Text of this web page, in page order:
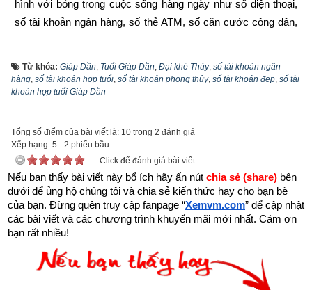
hình với bóng trong cuộc sống hàng ngày như số điện thoại,
số tài khoản ngân hàng, số thẻ ATM, số căn cước công dân,
Trước đây khi đăng ký tài khoản ngân hàng thì khách hàng
được ngân hàng cấp số tài khoản ngẫu nhiên từ 7 đến 17 số
phát triển của công nghệ, từ năm 2021 hầu hết các ngân hàng
đã cho phép khách hàng tự chọn số tài khoản theo ý thích
như sau:
- Dịch vụ mở số tài khoản trùng với số điện thoại: miễn phí
- Dịch vụ mở số tài khoản trùng với ngày tháng năm sinh (8
số): miễn phí
- Dịch vụ mở số tài khoản trùng với CMT, CCCD: miễn phí
Từ khóa: Giáp Dần, Tuổi Giáp Dần, Đại khê Thủy, số tài khoản ngân
hàng, số tài khoản hợp tuổi, số tài khoản phong thủy, số tài khoản đẹp, số tài
khoản hợp tuổi Giáp Dần
Tổng số điểm của bài viết là: 10 trong 2 đánh giá
Xếp hạng: 5 - 2 phiếu bầu
Click để đánh giá bài viết
Nếu bạn thấy bài viết này bổ ích hãy ấn nút chia sẻ (share) bên
dưới để ủng hộ chúng tôi và chia sẻ kiến thức hay cho bạn bè
của bạn. Đừng quên truy cập fanpage “Xemvm.com” để cập nhật
các bài viết và các chương trình khuyến mãi mới nhất. Cám ơn
bạn rất nhiều!